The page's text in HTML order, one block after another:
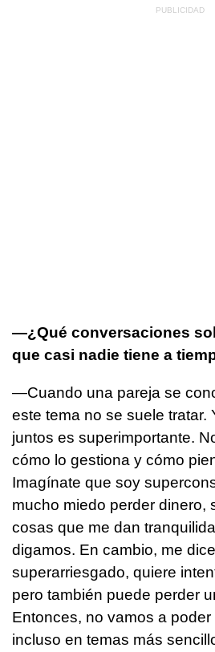
—¿Qué conversaciones
que casi nadie tiene a
—Cuando una pareja se
este tema no se suele tratar.
juntos es superimportante.
cómo lo gestiona y cómo
Imagínate que soy
mucho miedo perder dinero,
cosas que me dan
digamos. En cambio, me
superarriesgado, quiere
pero también puede perder
Entonces, no vamos a
incluso en temas más